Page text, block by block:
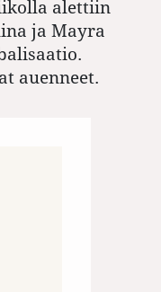
alettiin
ja Mayra
auenneet.